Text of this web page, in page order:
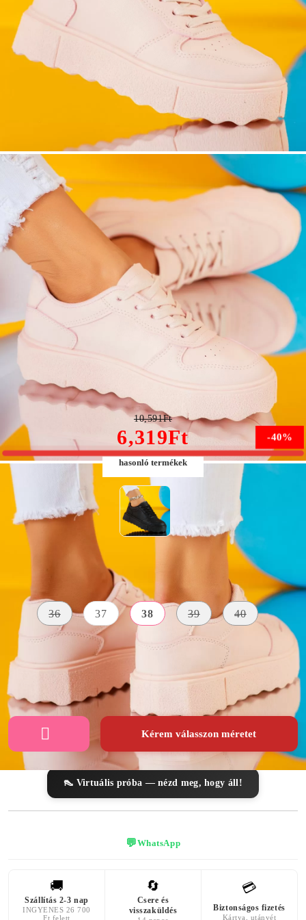
Maggie Női Rózsaszín Sportcipő #9550
-40%
6,319Ft
10,591Ft
hasonló termékek
Méret: Méret útmutató
36 37 38 39 40
rózsaszín Bőr Utánzat
MAGASSÁGA
Kérem válasszon méretet
👠 Virtuális próba — nézd meg, hogy áll!
💬WhatsApp
🚚
Szállítás 2-3 nap
INGYENES 26 700
Ft felett
🔄
Csere és
visszaküldés
💳
Biztonságos fizetés
Kártya, utánvét